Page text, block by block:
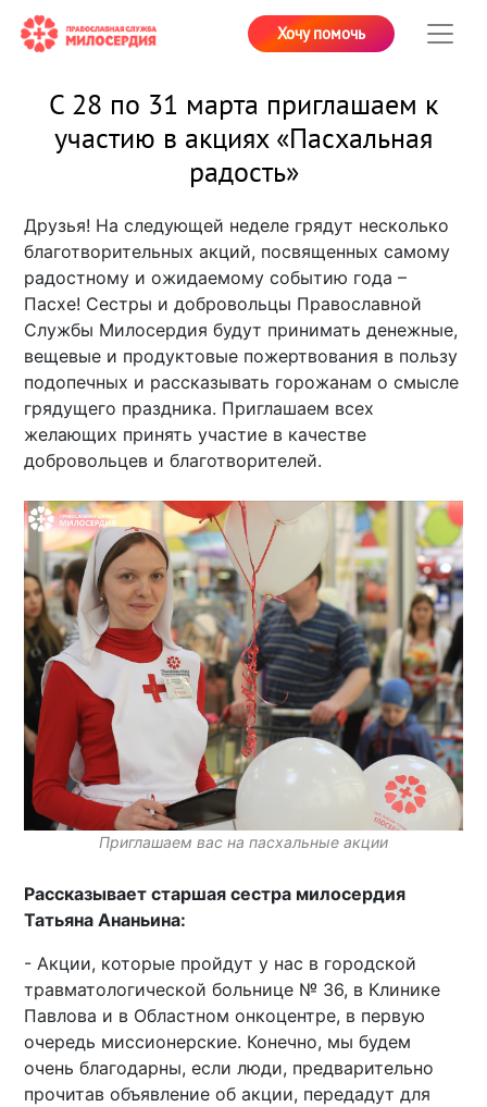
Хочу помочь
С 28 по 31 марта приглашаем к
участию в акциях «Пасхальная
радость»
Друзья! На следующей неделе грядут несколько
благотворительных акций, посвященных самому
радостному и ожидаемому событию года –
Пасхе! Сестры и добровольцы Православной
Службы Милосердия будут принимать денежные,
вещевые и продуктовые пожертвования в пользу
подопечных и рассказывать горожанам о смысле
грядущего праздника. Приглашаем всех
желающих принять участие в качестве
добровольцев и благотворителей.
Приглашаем вас на пасхальные акции
Рассказывает старшая сестра милосердия
Татьяна Ананьина:
- Акции, которые пройдут у нас в городской
травматологической больнице № 36, в Клинике
Павлова и в Областном онкоцентре, в первую
очередь миссионерские. Конечно, мы будем
очень благодарны, если люди, предварительно
прочитав объявление об акции, передадут для